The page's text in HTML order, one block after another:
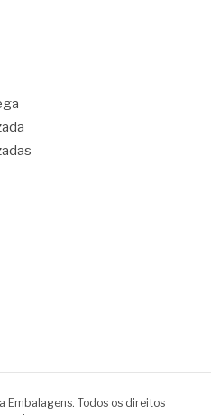
Todos os direitos